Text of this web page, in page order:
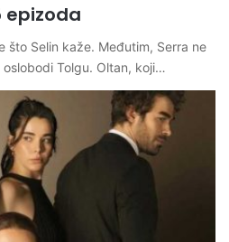
epizoda
što Selin kaže. Međutim, Serra ne
Tolgu. Oltan, koji…